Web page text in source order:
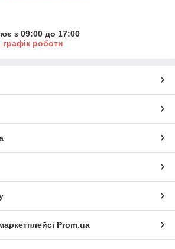
з 09:00 до 17:00
роботи
Prom.ua